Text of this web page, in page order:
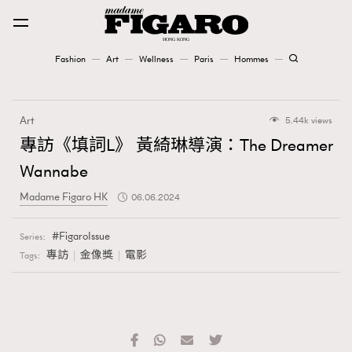
Fashion Art Wellness Paris Hommes
Art
Wellness
Karena Lam is On Our Cover
Art 5.44k views
專訪《填詞L》 黃綺琳導演：The Dreamer
Wannabe
Madame Figaro HK 06.06.2024
Series: FigaroIssue
Tags: 專訪 金像獎 電影